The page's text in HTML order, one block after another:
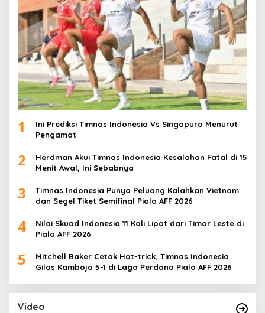
1
Ini Prediksi Timnas Indonesia Vs Singapura Menurut
Pengamat
2
Herdman Akui Timnas Indonesia Kesalahan Fatal di 15
Menit Awal, Ini Sebabnya
3
Timnas Indonesia Punya Peluang Kalahkan Vietnam
dan Segel Tiket Semifinal Piala AFF 2026
4
Nilai Skuad Indonesia 11 Kali Lipat dari Timor Leste di
Piala AFF 2026
5
Mitchell Baker Cetak Hat-trick, Timnas Indonesia
Gilas Kamboja 5-1 di Laga Perdana Piala AFF 2026
Video